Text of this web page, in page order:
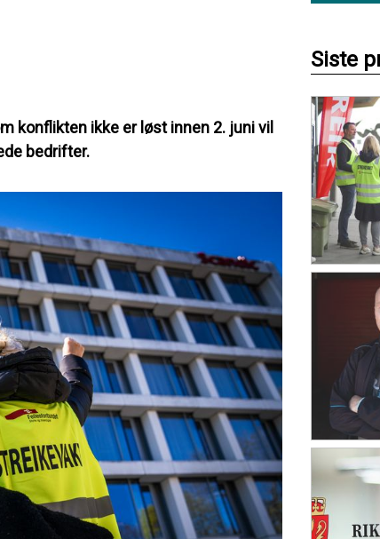
konflikten ikke er løst innen 2. juni vil
bedrifter.
Siste